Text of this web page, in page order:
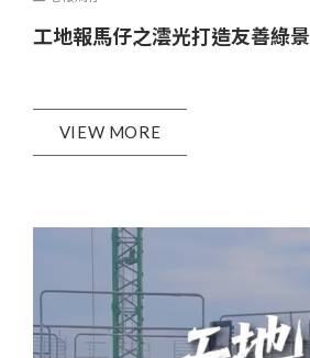
工地報馬仔之澐光打造友善綠景
VIEW MORE